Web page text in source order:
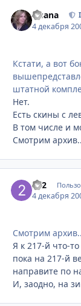
Fisana
4 декабря
Кстати, а вот
штатной
Нет.
Есть скины с
В том числе и
Смотрим
2x2
4 декабря
Смотрим
Я к 217-й что-
пока на 217-й
направите по
И, заодно, на